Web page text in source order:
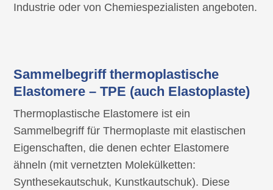
Industrie oder von Chemiespezialisten angeboten.
Sammelbegriff thermoplastische
Elastomere – TPE (auch Elastoplaste)
Thermoplastische Elastomere ist ein
Sammelbegriff für Thermoplaste mit elastischen
Eigenschaften, die denen echter Elastomere
ähneln (mit vernetzten Molekülketten:
Synthesekautschuk, Kunstkautschuk). Diese